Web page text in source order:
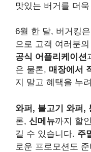
맛있는 버거를 더
6월 한 달, 버거킹
으로 고객 여러분
공식 어플리케이션
은 물론, 매장에서
지 말고 혜택을 누
와퍼, 불고기 와퍼,
론, 신메뉴까지 할
길 수 있습니다. 주
로운 프로모션도